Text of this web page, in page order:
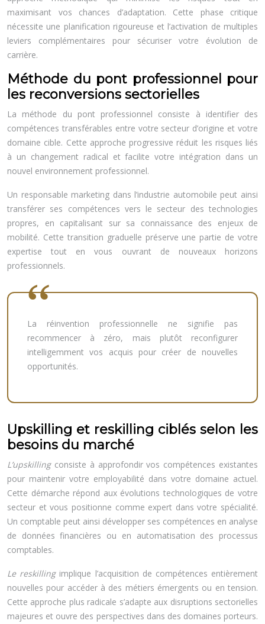
maximisant vos chances d’adaptation. Cette phase critique
nécessite une planification rigoureuse et l’activation de multiples
leviers complémentaires pour sécuriser votre évolution de
carrière.
Méthode du pont professionnel pour
les reconversions sectorielles
La méthode du pont professionnel consiste à identifier des
compétences transférables entre votre secteur d’origine et votre
domaine cible. Cette approche progressive réduit les risques liés
à un changement radical et facilite votre intégration dans un
nouvel environnement professionnel.
Un responsable marketing dans l’industrie automobile peut ainsi
transférer ses compétences vers le secteur des technologies
propres, en capitalisant sur sa connaissance des enjeux de
mobilité. Cette transition graduelle préserve une partie de votre
expertise tout en vous ouvrant de nouveaux horizons
professionnels.
La réinvention professionnelle ne signifie pas
recommencer à zéro, mais plutôt reconfigurer
intelligemment vos acquis pour créer de nouvelles
opportunités.
Upskilling et reskilling ciblés selon les
besoins du marché
L’upskilling consiste à approfondir vos compétences existantes
pour maintenir votre employabilité dans votre domaine actuel.
Cette démarche répond aux évolutions technologiques de votre
secteur et vous positionne comme expert dans votre spécialité.
Un comptable peut ainsi développer ses compétences en analyse
de données financières ou en automatisation des processus
comptables.
Le reskilling implique l’acquisition de compétences entièrement
nouvelles pour accéder à des métiers émergents ou en tension.
Cette approche plus radicale s’adapte aux disruptions sectorielles
majeures et ouvre des perspectives dans des domaines porteurs.